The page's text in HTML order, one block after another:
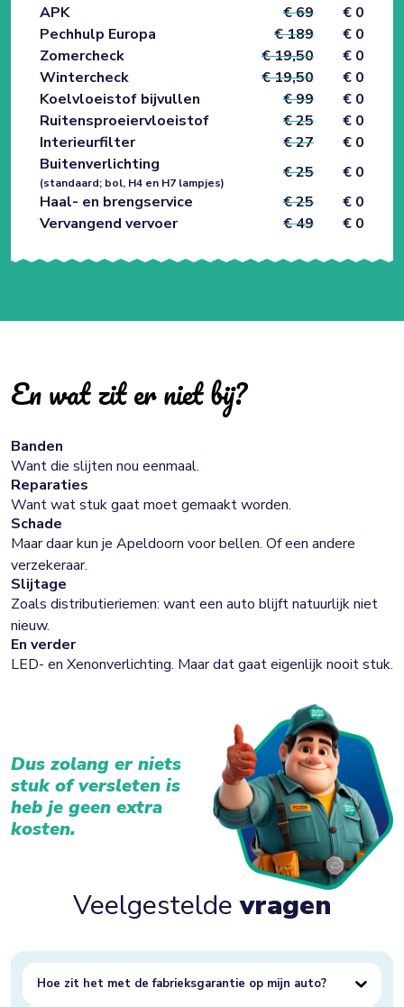
APK
€ 69
€ 0
Pechhulp Europa
€ 189
€ 0
Zomercheck
€ 19,50
€ 0
Wintercheck
€ 19,50
€ 0
Koelvloeistof bijvullen
€ 99
€ 0
Ruitensproeiervloeistof
€ 25
€ 0
Interieurfilter
€ 27
€ 0
Buitenverlichting
(standaard; bol, H4 en H7 lampjes)
€ 25
€ 0
Haal- en brengservice
€ 25
€ 0
Vervangend vervoer
€ 49 € 0
En wat zit er niet bij?
Banden
Want die slijten nou eenmaal.
Reparaties
Want wat stuk gaat moet gemaakt worden.
Schade
Maar daar kun je Apeldoorn voor bellen. Of een andere
verzekeraar.
Slijtage
Zoals distributieriemen: want een auto blijft natuurlijk niet
nieuw.
En verder
LED- en Xenonverlichting. Maar dat gaat eigenlijk nooit stuk.
Dus zolang er niets
stuk of versleten is
heb je geen extra
kosten.
Veelgesteldevragen
Hoe zit het met de fabrieksgarantie op mijn auto?